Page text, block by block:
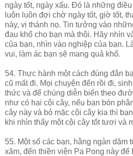
ngày tốt, ngày xấu. Đó là những
luôn luôn đợi chờ ngày tốt, giờ tốt,
này, vị thánh nọ. Tin tưởng vào
đau khổ cho bạn mà thôi. Hãy nhìn
của bạn, nhìn vào nghiệp của bạn.
vui, làm ác bạn sẽ mang quả khổ.
54. Thực hành một cách đúng đắn
cũ mất đi. Mọi chuyện đến rồi đi,
thức và để chúng diễn biến theo
như có hai cội cây, nếu bạn bón
cây này và bỏ mặc cội cây kia thì
khi nhìn thấy một cội cây tốt tươi và
55. Một số các bạn, hằng ngàn dặm
xăm, đến thiền viện Pa Pong này để